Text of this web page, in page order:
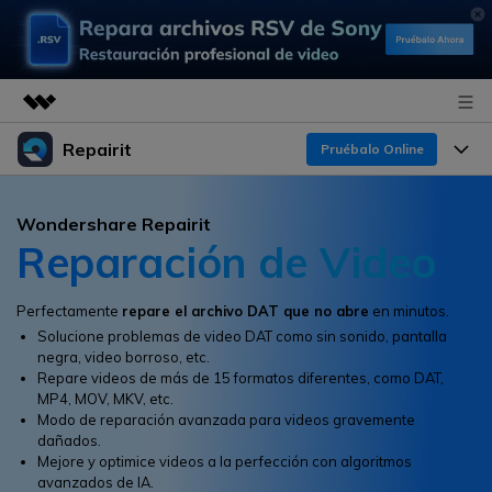
Productos destacados
Utilidades
Resumen
Soluciones
Quiénes somos
Sala de prensa
Tienda
Soporte
Repairit Pruébalo Online
Repara y mejora archivos con IA
multiplataforma
Funciones
Para PC
En Línea
¿Por qué Repairit?
Experto en Reparación de Datos
Perspectiva Tecnológica
Guías y Soporte
Recursos
Soluciones de Video
Soluciones de Archivos
Precios
Wondershare Repairit
Reparación de Video
Perfectamente repare el archivo DAT que no abre en minutos.
Solucione problemas de video DAT como sin sonido, pantalla
negra, video borroso, etc.
Repare videos de más de 15 formatos diferentes, como DAT,
MP4, MOV, MKV, etc.
Modo de reparación avanzada para videos gravemente
dañados.
Mejore y optimice videos a la perfección con algoritmos
avanzados de IA.